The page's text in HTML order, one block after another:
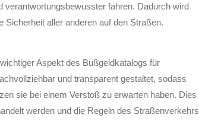
fahren. Dadurch wird
Sicherheit aller anderen auf den Straßen.
Aspekt des Bußgeldkatalogs für
und transparent gestaltet, sodass
sie bei einem Verstoß zu erwarten haben. Dies
werden und die Regeln des Straßenverkehrs